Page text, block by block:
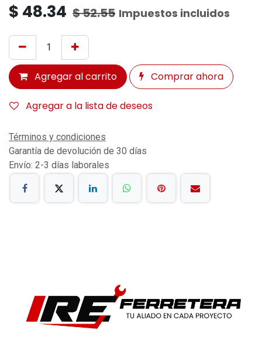
$ 48.34 $52.55 Impuestos incluidos
Agregar al carrito Comprar ahora
Agregar a la lista de deseos
Términos y condiciones
Garantía de devolución de 30 días
Envío: 2-3 días laborales